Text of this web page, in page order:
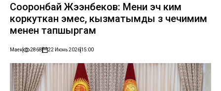
Сооронбай Жээнбеков: Мени эч ким
коркуткан эмес, кызматымды өз чечимим
менен тапшыргам
Маек 2868 22 Июнь 202615:00